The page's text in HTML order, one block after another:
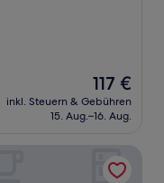
Der
Preis
beträgt
117 €
inkl. Steuern & Gebühren
15. Aug.–16. Aug.
Airport South by IHG